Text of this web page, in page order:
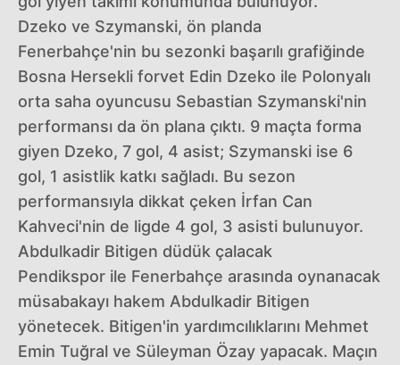
Dzeko ve Szymanski, ön planda
Fenerbahçe'nin bu sezonki başarılı grafiğinde
Bosna Hersekli forvet Edin Dzeko ile Polonyalı
orta saha oyuncusu Sebastian Szymanski'nin
performansı da ön plana çıktı. 9 maçta forma
giyen Dzeko, 7 gol, 4 asist; Szymanski ise 6
gol, 1 asistlik katkı sağladı. Bu sezon
performansıyla dikkat çeken İrfan Can
Kahveci'nin de ligde 4 gol, 3 asisti bulunuyor.
Abdulkadir Bitigen düdük çalacak
Pendikspor ile Fenerbahçe arasında oynanacak
müsabakayı hakem Abdulkadir Bitigen
yönetecek. Bitigen'in yardımcılıklarını Mehmet
Emin Tuğral ve Süleyman Özay yapacak. Maçın